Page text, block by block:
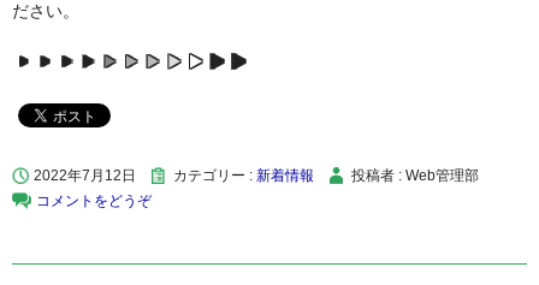
ださい。
2022年7月12日 カテゴリー : 新着情報
投稿者 : Web管理部
コメントをどうぞ